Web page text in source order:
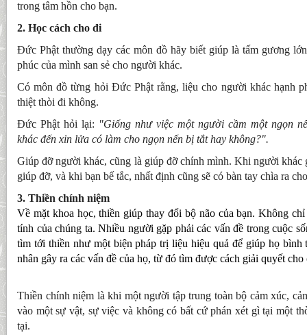
trong tâm hồn cho bạn.
2. Học cách cho đi
Đức Phật thường dạy các môn đồ hãy biết giúp là tấm gương
phúc của mình san sẻ cho người khác.
Có môn đồ từng hỏi Đức Phật rằng, liệu cho người khác hạnh
thiệt thòi đi không.
Đức Phật hỏi lại: "Giống như việc một người cầm một ngọn
khác đến xin lửa có làm cho ngọn nến bị tắt hay không?".
Giúp đỡ người khác, cũng là giúp đỡ chính mình. Khi người khác
giúp đỡ, và khi bạn bế tắc, nhất định cũng sẽ có bàn tay chìa ra
3. Thiền chính niệm
Về mặt khoa học, thiền giúp thay đổi bộ não của bạn. Không
tính của chúng ta. Nhiều người gặp phải các vấn đề trong cuộc
tìm tới thiền như một biện pháp trị liệu hiệu quả để giúp họ bình
nhân gây ra các vấn đề của họ, từ đó tìm được cách giải quyết
Thiền chính niệm là khi một người tập trung toàn bộ cảm xúc,
vào một sự vật, sự việc và không có bất cứ phán xét gì tại một
tại.